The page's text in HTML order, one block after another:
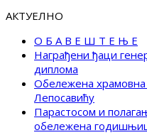
АКТУЕЛНО
О Б А В Е Ш Т Е Њ Е
Награђени ђаци
диплома
Обележена храмовна
Лепосавићу
Парастосом и
обележена